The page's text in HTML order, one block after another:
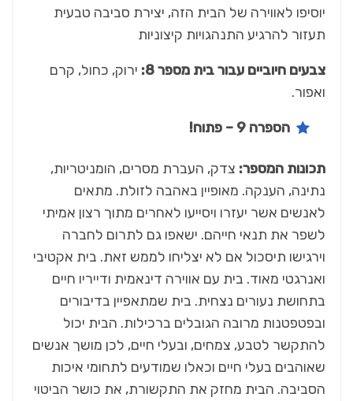
יוסיפו לאווירה של הבית הזה, יצירת סביבה טבעית
תעזור להרגיע התנהגויות קיצוניות
צבעים חיוביים עבור בית מספר 8:
ירוק, כחול, קרם
ואפור.
הספרה 9 – פתוח!
תכונות המספר: צדק, העברת מסרים, הומניטריות,
נתינה, הענקה. מאופיין באהבה לזולת. מתאים
לאנשים אשר יעזרו ויסייעו לאחרים מתוך רצון אמיתי
לשפר את תנאי חייהם. ישאפו גם לתרום לחברה
וירגישו תיסכול אם לא יצליחו לממש זאת. בית אקטיבי
ואנרגטי מאוד. בית עם אווירה דינאמית ודייריו חיים
בתחושת נעורים נצחית. בית שמתאפיין בדיבורים
ובפטפטנות מרובה הגובלים ברכילות. הבית יכול
להתקשר לטבע, צמחים, ובעלי חיים, לכן מושך אנשים
שאוהבים בעלי חיים וכאלו שמודעים לתחומי איכות
הסביבה. הבית מחזק את התקשורת, את כושר הביטוי